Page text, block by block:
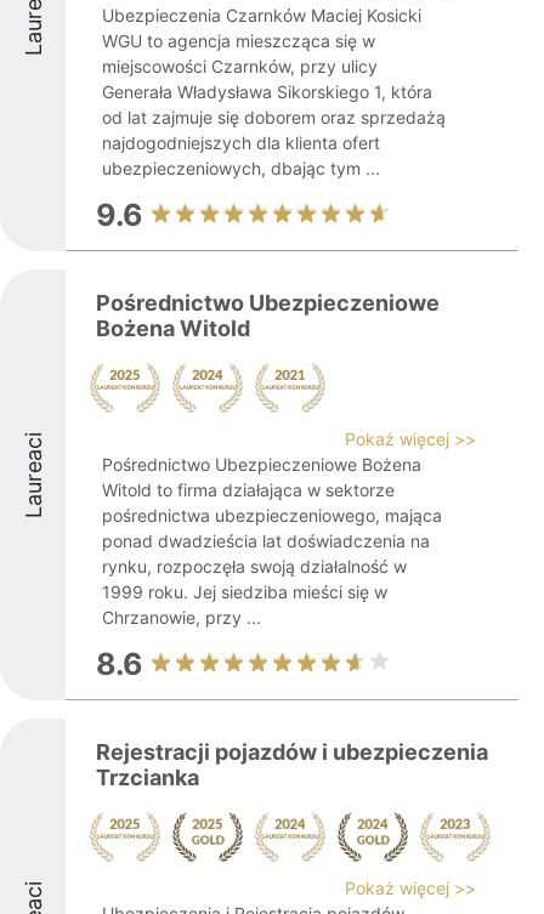
Ubezpieczenia Czarnków Maciej Kosicki
WGU to agencja mieszcząca się w
miejscowości Czarnków, przy ulicy
Generała Władysława Sikorskiego 1, która
od lat zajmuje się doborem oraz sprzedażą
najdogodniejszych dla klienta ofert
ubezpieczeniowych, dbając tym ...
9.6
Laureaci
Pośrednictwo Ubezpieczeniowe
Bożena Witold
Pokaż więcej >>
Pośrednictwo Ubezpieczeniowe Bożena
Witold to firma działająca w sektorze
pośrednictwa ubezpieczeniowego, mająca
ponad dwadzieścia lat doświadczenia na
rynku, rozpoczęła swoją działalność w
1999 roku. Jej siedziba mieści się w
Chrzanowie, przy ...
8.6
Rejestracji pojazdów i ubezpieczenia
Trzcianka
Pokaż więcej >>